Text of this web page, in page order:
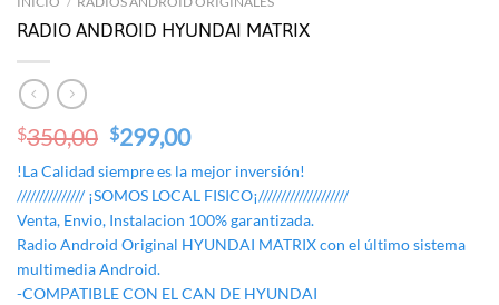
RADIO ANDROID HYUNDAI MATRIX
$350,00 Original
was:
$350,00.
$299,00Current
is:
$299,00.
!La Calidad siempre es la mejor inversión!
/////////////// ¡SOMOS LOCAL FISICO¡////////////////////
Venta, Envio, Instalacion 100% garantizada.
Radio Android Original HYUNDAI MATRIX con el último sistema
multimedia Android.
-COMPATIBLE CON EL CAN DE HYUNDAI